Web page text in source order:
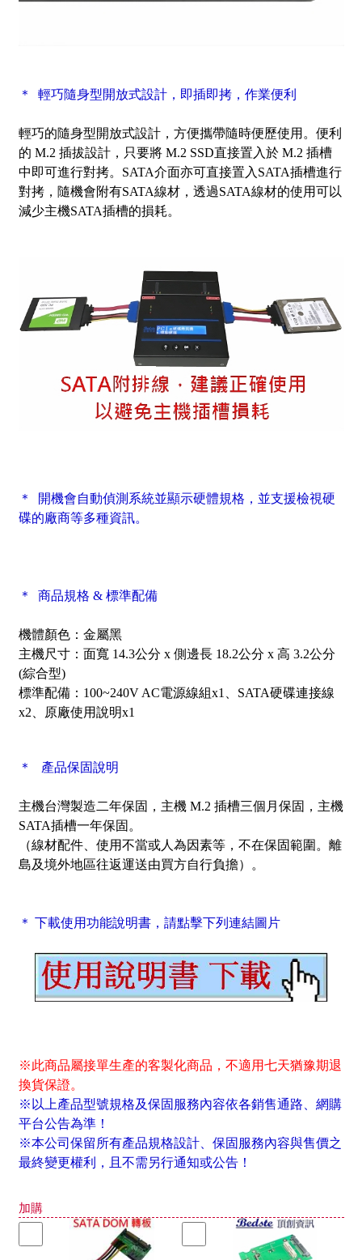
＊ 輕巧隨身型開放式設計，即插即拷，作業便利
輕巧的隨身型開放式設計，方便攜帶隨時便歷使用。便利
的 M.2 插拔設計，只要將 M.2 SSD直接置入於 M.2 插槽
中即可進行對拷。SATA介面亦可直接置入SATA插槽進行
對拷，隨機會附有SATA線材，透過SATA線材的使用可以
減少主機SATA插槽的損耗。
＊ 開機會自動偵測系統並顯示硬體規格，並支援檢視硬
碟的廠商等多種資訊。
＊ 商品規格 & 標準配備
機體顏色：金屬黑
主機尺寸：面寬 14.3公分 x 側邊長 18.2公分 x 高 3.2公分
(綜合型)
標準配備：100~240V AC電源線組x1、SATA硬碟連接線
x2、原廠使用說明x1
＊ 產品保固說明
主機台灣製造二年保固，主機 M.2 插槽三個月保固，主機
SATA插槽一年保固。
（線材配件、使用不當或人為因素等，不在保固範圍。離
島及境外地區往返運送由買方自行負擔）。
＊ 下載使用功能說明書，請點擊下列連結圖片
※此商品屬接單生產的客製化商品，不適用七天猶豫期退
換貨保證。
※以上產品型號規格及保固服務內容依各銷售通路、網購
平台公告為準！
※本公司保留所有產品規格設計、保固服務內容與售價之
最終變更權利，且不需另行通知或公告！
加購